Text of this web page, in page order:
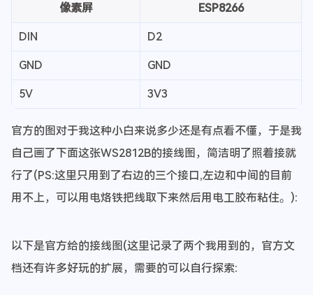
像素屏 ESP8266
DIN D2
GND GND
5V 3V3
官方的图对于我这种小白来说多少还是有点看不懂，于是我
自己画了下面这张WS2812B的接线图，简洁明了照着接就
行了(PS:这里只用到了右边的三个接口,左边和中间的目前
用不上，可以用电烙铁把线取下来然后用电工胶布粘住。):
以下是官方给的接线图(这里记录了两个我用到的，官方文
档还有许多好玩的扩展，需要的可以自行探索: